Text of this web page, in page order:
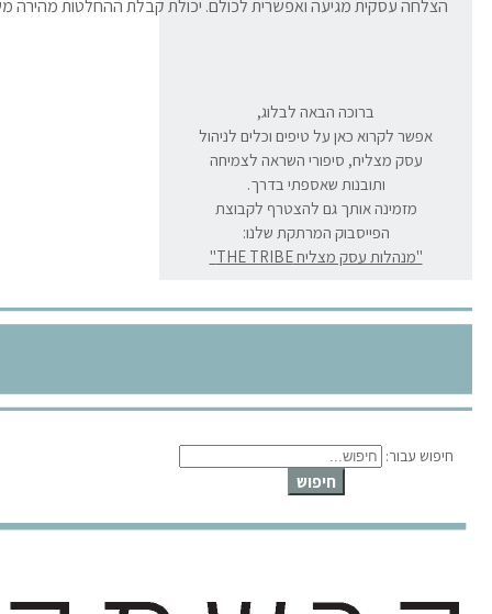
הצלחה עסקית מגיעה ואפשרית לכולם. יכולת קבלת ההחלטות
ברוכה הבאה לבלוג,
אפשר לקרוא כאן על טיפים וכלים לניהול
עסק מצליח, סיפורי השראה לצמיחה
ותובנות שאספתי בדרך.
מזמינה אותך גם להצטרף לקבוצת
הפייסבוק המרתקת שלנו:
"מנהלות עסק מצליח THE TRIBE"
חיפוש עבור:
חיפוש